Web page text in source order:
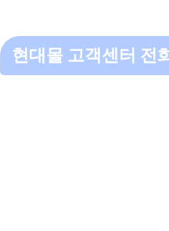
현대몰 고객센터 전